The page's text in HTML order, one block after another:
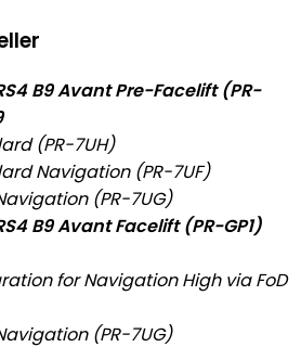
B9 Avant Pre-Facelift (PR-
(PR-7UH)
Navigation (PR-7UF)
(PR-7UG)
B9 Avant Facelift (PR-GP1)
for Navigation High via FoD
(PR-7UG)